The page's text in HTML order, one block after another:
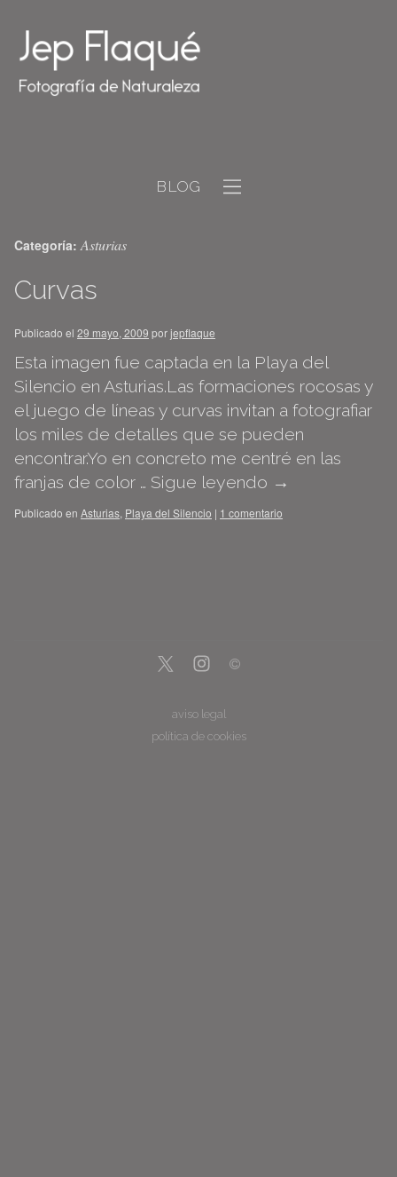
BLOG
Categoría:Asturias
Curvas
Publicado el 29 mayo, 2009 porjepflaque
Esta imagen fue captada en la Playa del
Silencio en Asturias.Las formaciones rocosas y
el juego de líneas y curvas invitan a fotografiar
los miles de detalles que se pueden
encontrar.Yo en concreto me centré en las
franjas de color … Sigue leyendo →
Publicado en Asturias, Playa del Silencio | 1 comentario
aviso legal
política de cookies